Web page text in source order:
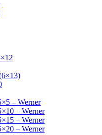
– Werner
– Werner
– Werner
– Werner